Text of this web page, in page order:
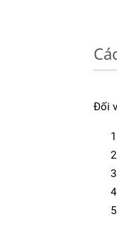
Đối